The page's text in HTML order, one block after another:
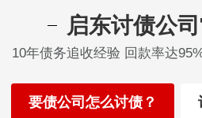
启东讨债公
10年债务追收经验 回款率达
要债公司怎么讨债？